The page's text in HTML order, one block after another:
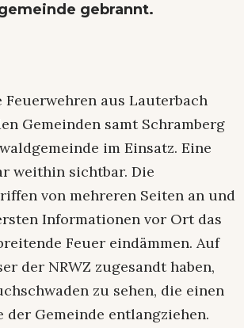
gebrannt.
aus Lauterbach
Gemeinden samt Schramberg
im Einsatz. Eine
weithin sichtbar. Die
von mehreren Seiten an und
Informationen vor Ort das
Feuer eindämmen. Auf
der NRWZ zugesandt haben,
zu sehen, die einen
der Gemeinde entlangziehen.